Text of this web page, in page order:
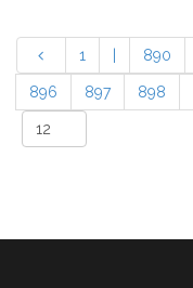
1 890
896 897 898